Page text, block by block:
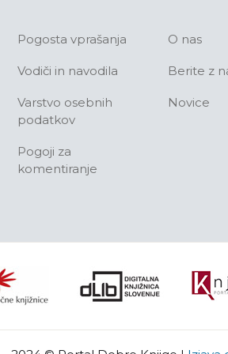
Pogosta vprašanja
Vodiči in navodila
Varstvo osebnih
podatkov
Pogoji za
komentiranje
O nas
Berite z
Novice